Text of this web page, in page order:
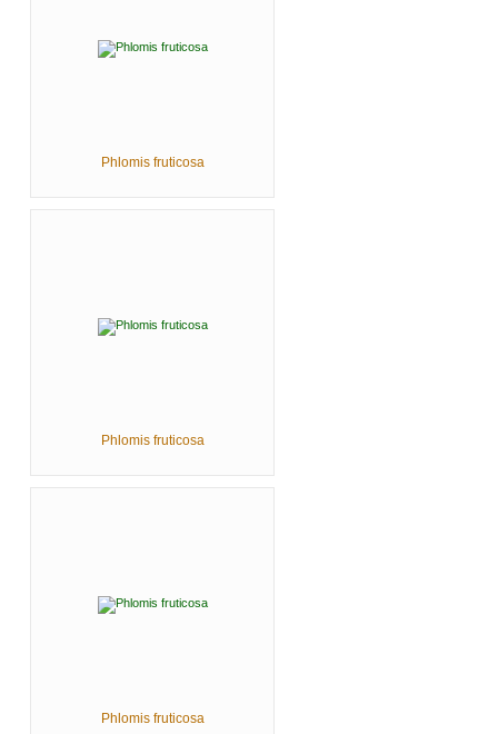
Phlomis fruticosa
Phlomis fruticosa
Phlomis fruticosa